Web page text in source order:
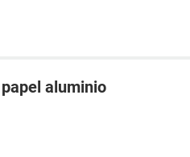
aluminio